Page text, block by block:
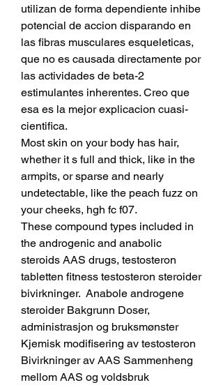
utilizan de forma dependiente inhibe
potencial de accion disparando en
las fibras musculares esqueleticas,
que no es causada directamente por
las actividades de beta-2
estimulantes inherentes. Creo que
esa es la mejor explicacion cuasi-
cientifica.
Most skin on your body has hair,
whether it s full and thick, like in the
armpits, or sparse and nearly
undetectable, like the peach fuzz on
your cheeks, hgh fc f07.
These compound types included in
the androgenic and anabolic
steroids AAS drugs, testosteron
tabletten fitness testosteron steroider
bivirkninger.  Anabole androgene
steroider Bakgrunn Doser,
administrasjon og bruksmønster
Kjemisk modifisering av testosteron
Bivirkninger av AAS Sammenheng
mellom AAS og voldsbruk